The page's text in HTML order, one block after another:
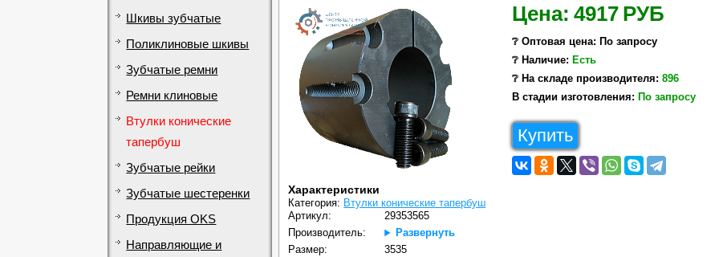
Шкивы зубчатые
Поликлиновые шкивы
Зубчатые ремни
Ремни клиновые
Втулки конические
тапербуш
Зубчатые рейки
Зубчатые шестеренки
Продукция OKS
Направляющие и
Цена: 4917 РУБ
❔ Оптовая цена: По запросу
❔ Наличие: Есть
❔ На складе производителя: 896
В стадии изготовления: По запросу
Купить
Характеристики
Категория: Втулки конические тапербуш
Артикул:
29353565
Производитель:
Развернуть
Размер:
3535